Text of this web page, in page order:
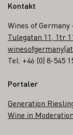
Kontakt
Wines of
Tulegatan 11, 1tr
Tel: +46 (0) 8-545
Portaler
Generation
Wine in Moderation